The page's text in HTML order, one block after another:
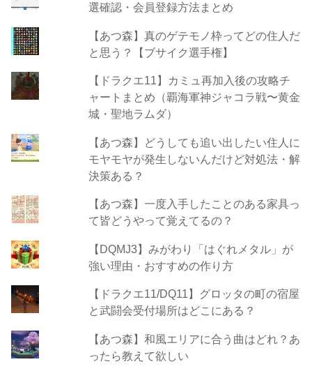
選確認・会員登録方法まとめ
【あつ森】真のゲテモノ枠ってどの住人だ
と思う？【ブサイク選手権】
【ドラクエ11】カミュ再加入後の攻略チ
ャートまとめ（覇海軍神ジャコラ戦〜黄金
城・聖地ラムダ）
【あつ森】どうしても追い出したい住人に
モヤモヤが発生しないんだけど対処法・解
決策ある？
【あつ森】一度入手したことのある家具っ
て皆どうやって覚えてるの？
【DQMJ3】みがわり「はぐれメタル」が
強い理由・おすすめの作り方
【ドラクエ11/DQ11】グロッタの町の宿屋
と武闘会受付場所はどこにある？
【あつ森】和風エリアに合う曲はどれ？あ
ったら教えて欲しい